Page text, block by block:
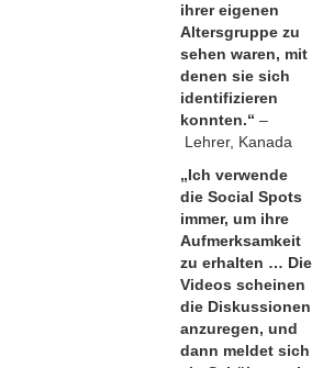
ihrer eigenen
Altersgruppe zu
sehen waren, mit
denen sie sich
identifizieren
konnten.“ –
Lehrer, Kanada
„Ich verwende
die Social Spots
immer, um ihre
Aufmerksamkeit
zu erhalten … Die
Videos scheinen
die Diskussionen
anzuregen, und
dann meldet sich